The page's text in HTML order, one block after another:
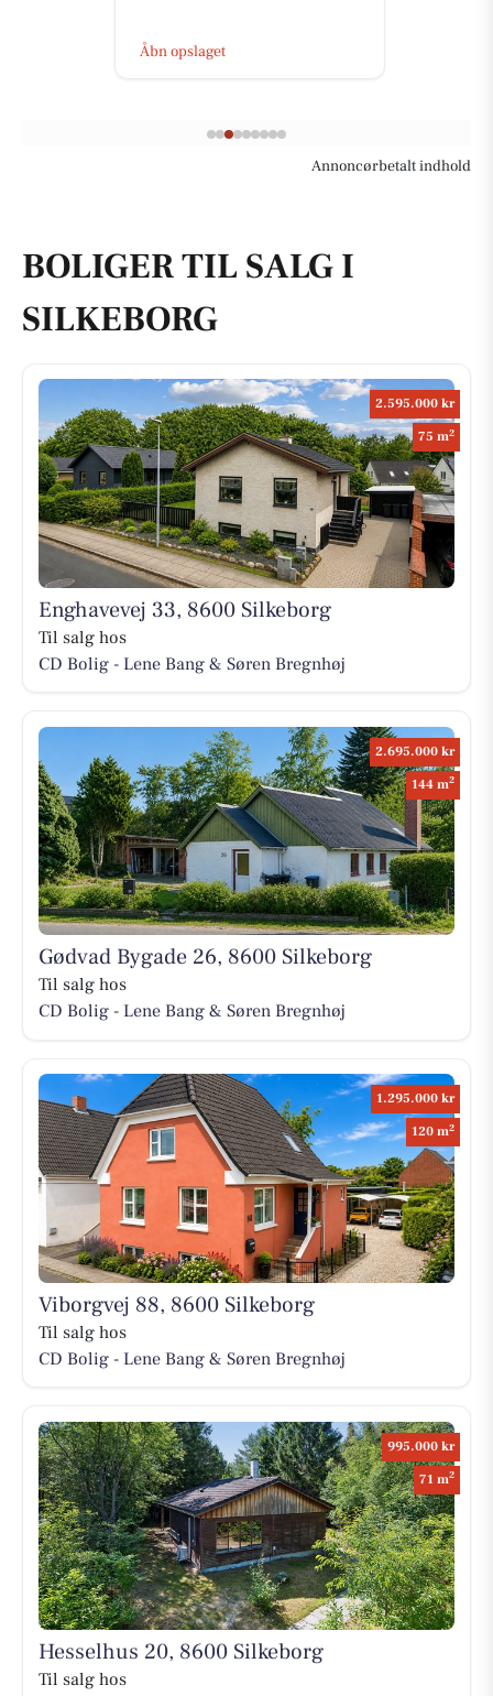
Åbn opslaget
Annoncørbetalt indhold
BOLIGER TIL SALG I
SILKEBORG
2.595.000 kr
75 m2
Enghavevej 33, 8600 Silkeborg
Til salg hos
CD Bolig - Lene Bang & Søren Bregnhøj
2.695.000 kr
144 m2
Gødvad Bygade 26, 8600 Silkeborg
Til salg hos
CD Bolig - Lene Bang & Søren Bregnhøj
1.295.000 kr
120 m2
Viborgvej 88, 8600 Silkeborg
Til salg hos
CD Bolig - Lene Bang & Søren Bregnhøj
995.000 kr
71 m2
Hesselhus 20, 8600 Silkeborg
Til salg hos